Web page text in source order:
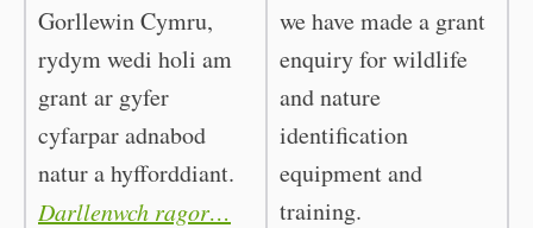
Gorllewin Cymru,
rydym wedi holi am
grant ar gyfer
cyfarpar adnabod
natur a hyfforddiant.
Darllenwch ragor…
we have made a grant
enquiry for wildlife
and nature
identification
equipment and
training.